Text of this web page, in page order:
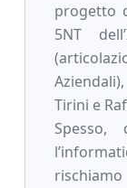
progetto
5NT
Tirini e
Spesso,